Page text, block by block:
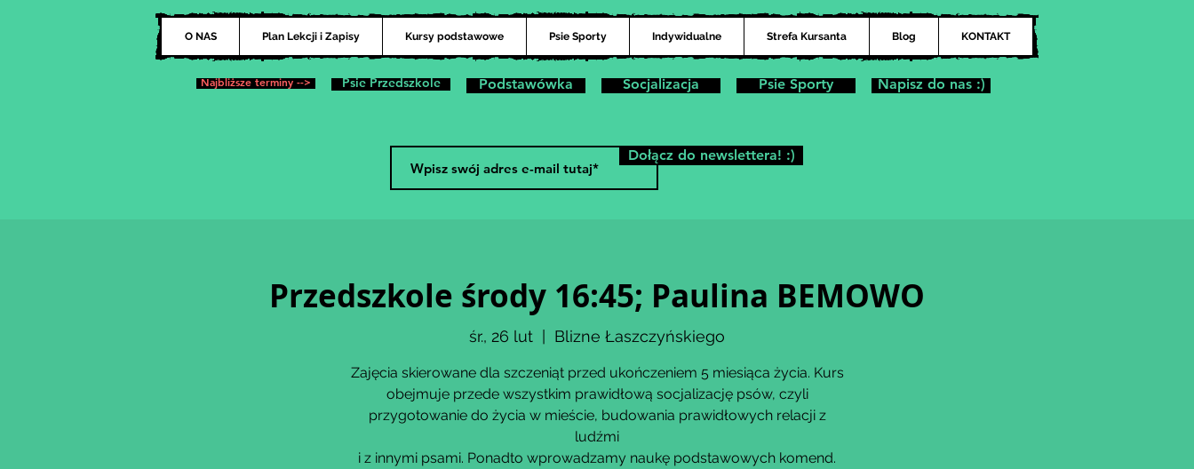
O NAS Plan Lekcji i Zapisy Kursy podstawowe Psie Sporty Indywidualne Strefa Kursanta Blog KONTAKT
Najbliższe terminy --> Psie Przedszkole Podstawówka Socjalizacja Psie Sporty Napisz do nas :)
Przedszkole środy 16:45; Paulina BEMOWO
śr., 26 lut Blizne Łaszczyńskiego
Zajęcia skierowane dla szczeniąt przed ukończeniem 5 miesiąca życia. Kurs
obejmuje przede wszystkim prawidłową socjalizację psów, czyli
przygotowanie do życia w mieście, budowania prawidłowych relacji z
ludźmi
i z innymi psami. Ponadto wprowadzamy naukę podstawowych komend.
Dołącz do newslettera! :)